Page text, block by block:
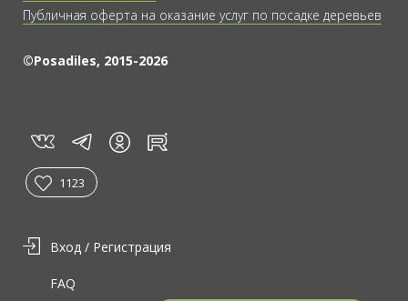
Публичная оферта на оказание услуг по посадке деревьев
©Posadiles, 2015-2026
vk tg in rt
1123
Вход / Регистрация
FAQ